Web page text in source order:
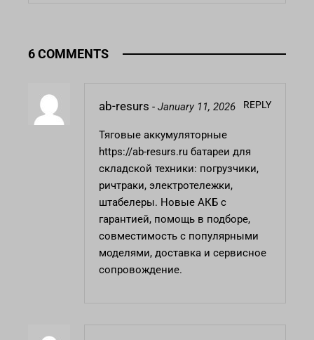
6 COMMENTS
ab-resurs - January 11, 2026 REPLY
Тяговые аккумуляторные
https://ab-resurs.ru батареи для
складской техники: погрузчики,
ричтраки, электротележки,
штабелеры. Новые АКБ с
гарантией, помощь в подборе,
совместимость с популярными
моделями, доставка и сервисное
сопровождение.